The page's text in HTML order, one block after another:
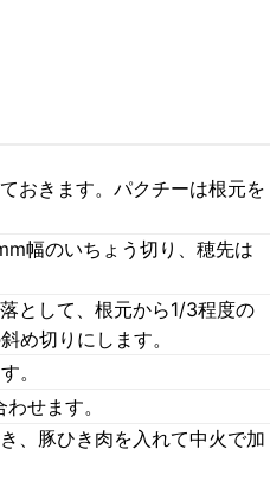
おきます。パクチーは根元を
幅のいちょう切り、穂先は
として、根元から1/3程度の
め切りにします。
。
せます。
、豚ひき肉を入れて中火で加